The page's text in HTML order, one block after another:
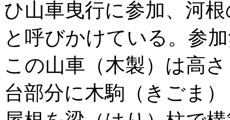
ひ山車曳行に参加、河
と呼びかけている。参
この山車（木製）は高
台部分に木駒（きごま